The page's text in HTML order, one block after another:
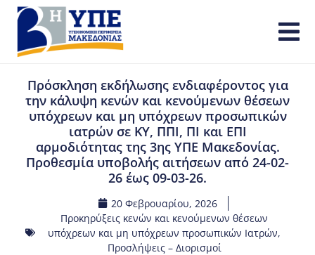
Πρόσκληση εκδήλωσης ενδιαφέροντος για
την κάλυψη κενών και κενούμενων θέσεων
υπόχρεων και μη υπόχρεων προσωπικών
ιατρών σε ΚΥ, ΠΠΙ, ΠΙ και ΕΠΙ
αρμοδιότητας της 3ης ΥΠΕ Μακεδονίας.
Προθεσμία υποβολής αιτήσεων από 24-02-
26 έως 09-03-26.
20 Φεβρουαρίου, 2026
Προκηρύξεις κενών και κενούμενων θέσεων
υπόχρεων και μη υπόχρεων προσωπικών Ιατρών,
Προσλήψεις – Διορισμοί